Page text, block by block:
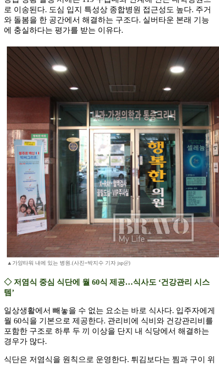
로 이송된다. 도심 입지 특성상 종합병원 접근성도 높다. 주거
와 돌봄을 한 공간에서 해결하는 구조다. 실버타운 본래 기능
에 충실하다는 평가를 받는 이유다.
▲가양타워 내에 있는 병원.(사진=박지수 기자 jsp@)
◇ 저염식 중심 식단에 월 60식 제공…식사도 ‘건강관리 시스
템’
일상생활에서 빼놓을 수 없는 요소는 바로 식사다. 입주자에게
월 60식을 기본으로 제공한다. 관리비에 식비와 건강관리비를
포함한 구조로 하루 두 끼 이상을 단지 내 식당에서 해결하는
경우가 많다.
식단은 저염식을 원칙으로 운영한다. 튀김보다는 찜과 구이 위